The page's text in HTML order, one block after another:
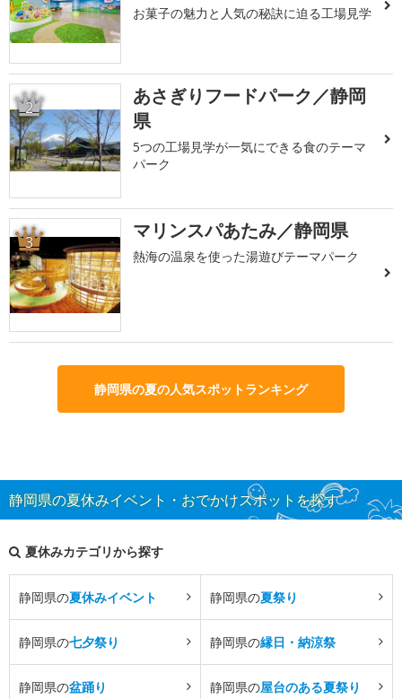
お菓子の魅力と人気の秘訣に迫る工場見学
2
あさぎりフードパーク／静岡
県
5つの工場見学が一気にできる食のテーマ
パーク
3 マリンスパあたみ／静岡県
熱海の温泉を使った湯遊びテーマパーク
静岡県の夏の人気スポットランキング
静岡県の夏休みイベント・おでかけスポットを探す
夏休みカテゴリから探す
静岡県の夏休みイベント 静岡県の夏祭り
静岡県の七夕祭り 静岡県の縁日・納涼祭
静岡県の盆踊り 静岡県の屋台のある夏祭り